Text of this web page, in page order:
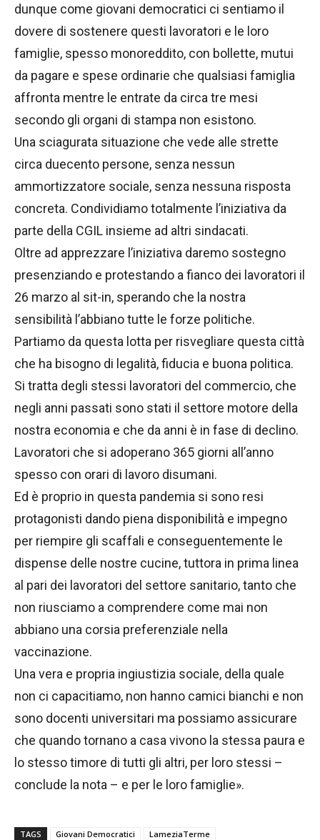
dunque come giovani democratici ci sentiamo il
dovere di sostenere questi lavoratori e le loro
famiglie, spesso monoreddito, con bollette, mutui
da pagare e spese ordinarie che qualsiasi famiglia
affronta mentre le entrate da circa tre mesi
secondo gli organi di stampa non esistono.
Una sciagurata situazione che vede alle strette
circa duecento persone, senza nessun
ammortizzatore sociale, senza nessuna risposta
concreta. Condividiamo totalmente l’iniziativa da
parte della CGIL insieme ad altri sindacati.
Oltre ad apprezzare l’iniziativa daremo sostegno
presenziando e protestando a fianco dei lavoratori il
26 marzo al sit-in, sperando che la nostra
sensibilità l’abbiano tutte le forze politiche.
Partiamo da questa lotta per risvegliare questa città
che ha bisogno di legalità, fiducia e buona politica.
Si tratta degli stessi lavoratori del commercio, che
negli anni passati sono stati il settore motore della
nostra economia e che da anni è in fase di declino.
Lavoratori che si adoperano 365 giorni all’anno
spesso con orari di lavoro disumani.
Ed è proprio in questa pandemia si sono resi
protagonisti dando piena disponibilità e impegno
per riempire gli scaffali e conseguentemente le
dispense delle nostre cucine, tuttora in prima linea
al pari dei lavoratori del settore sanitario, tanto che
non riusciamo a comprendere come mai non
abbiano una corsia preferenziale nella
vaccinazione.
Una vera e propria ingiustizia sociale, della quale
non ci capacitiamo, non hanno camici bianchi e non
sono docenti universitari ma possiamo assicurare
che quando tornano a casa vivono la stessa paura e
lo stesso timore di tutti gli altri, per loro stessi –
conclude la nota – e per le loro famiglie».
TAGS Giovani Democratici LameziaTerme